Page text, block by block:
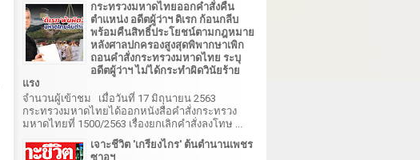
กระทรวงมหาดไทยออกคำสั่งคืน
ตำแหน่ง อดีตผู้ว่าฯ ดิเรก ก้อนกลีบ
พร้อมคืนสิทธิ์ประโยชน์ตามกฎหมาย
หลังศาลปกครองสูงสุดพิพากษาเพิก
ถอนคำสั่งกระทรวงมหาดไทย ระบุ
อดีตผู้ว่าฯ ไม่ได้กระทำผิดวินัยร้าย
แรง
จำนวนผู้เข้าชม เมื่อวันที่ 17 มิถุนายน 2563
กระทรวงมหาดไทยได้ออกหนังสือคำสั่งกระทรวง
มหาดไทยที่ 1500/2563 เรื่องยกเลิกคำสั่งลงโทษ ...
เจาะชีวิต 'เกรียงไกร' ต้นตำนานเพชร
ซาอุฯ